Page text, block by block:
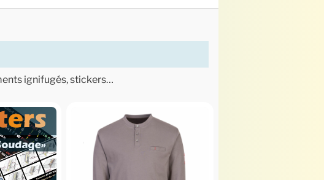
ignifugés, stickers…